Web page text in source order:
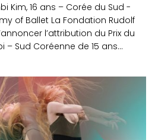
Kim, 16 ans – Corée du Sud -
of Ballet La Fondation Rudolf
l’attribution du Prix du
– Sud Coréenne de 15 ans…